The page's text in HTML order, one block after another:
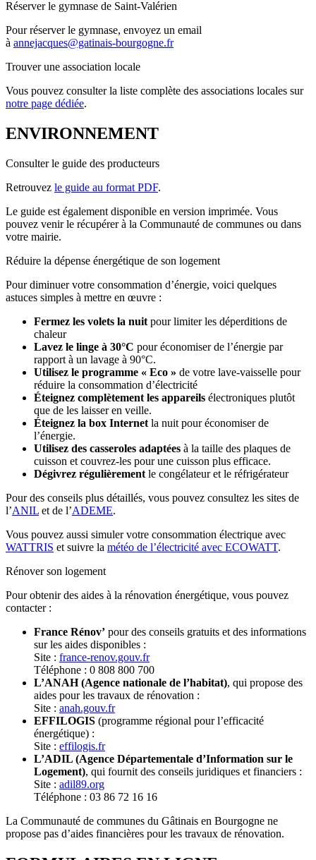
Réserver le gymnase de Saint-Valérien
Pour réserver le gymnase, envoyez un email
à annejacques@gatinais-bourgogne.fr
Trouver une association locale
Vous pouvez consulter la liste complète des associations locales sur
notre page dédiée.
ENVIRONNEMENT
Consulter le guide des producteurs
Retrouvez le guide au format PDF.
Le guide est également disponible en version imprimée. Vous
pouvez venir le récupérer à la Communauté de communes ou dans
votre mairie.
Réduire la dépense énergétique de son logement
Pour diminuer votre consommation d’énergie, voici quelques
astuces simples à mettre en œuvre :
Fermez les volets la nuit pour limiter les déperditions de
chaleur
Lavez le linge à 30°C pour économiser de l’énergie par
rapport à un lavage à 90°C.
Utilisez le programme « Eco » de votre lave-vaisselle pour
réduire la consommation d’électricité
Éteignez complètement les appareils électroniques plutôt
que de les laisser en veille.
Éteignez la box Internet la nuit pour économiser de
l’énergie.
Utilisez des casseroles adaptées à la taille des plaques de
cuisson et couvrez-les pour une cuisson plus efficace.
Dégivrez régulièrement le congélateur et le réfrigérateur
Pour des conseils plus détaillés, vous pouvez consultez les sites de
l’ANIL et de l’ADEME.
Vous pouvez aussi simuler votre consommation électrique avec
WATTRIS et suivre la météo de l’électricité avec ECOWATT.
Rénover son logement
Pour obtenir des aides à la rénovation énergétique, vous pouvez
contacter :
France Rénov’ pour des conseils gratuits et des informations
sur les aides disponibles :
Site : france-renov.gouv.fr
Téléphone : 0 808 800 700
L’ANAH (Agence nationale de l’habitat), qui propose des
aides pour les travaux de rénovation :
Site : anah.gouv.fr
EFFILOGIS (programme régional pour l’efficacité
énergétique) :
Site : effilogis.fr
L’ADIL (Agence Départementale d’Information sur le
Logement), qui fournit des conseils juridiques et financiers :
Site : adil89.org
Téléphone : 03 86 72 16 16
La Communauté de communes du Gâtinais en Bourgogne ne
propose pas d’aides financières pour les travaux de rénovation.